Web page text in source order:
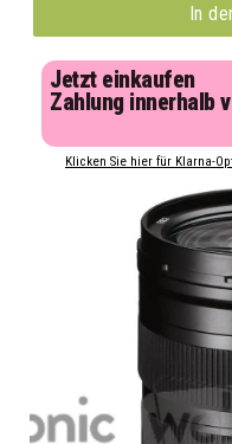
In
Jetzt einkaufen
Zahlung innerhalb
Klicken Sie hier für Klarna-